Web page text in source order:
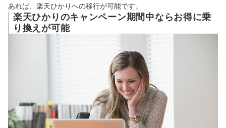
あれば、楽天ひかりへの移行が可能です。
楽天ひかりのキャンペーン期間中ならお得に乗
り換えが可能